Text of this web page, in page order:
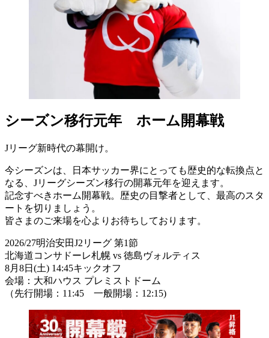
シーズン移行元年 ホーム開幕戦
Jリーグ新時代の幕開け。
今シーズンは、日本サッカー界にとっても歴史的な転換点と
なる、Jリーグシーズン移行の開幕元年を迎えます。
記念すべきホーム開幕戦。歴史の目撃者として、最高のスタ
ートを切りましょう。
皆さまのご来場を心よりお待ちしております。
2026/27明治安田J2リーグ 第1節
北海道コンサドーレ札幌 vs 徳島ヴォルティス
8月8日(土) 14:45キックオフ
会場：大和ハウス プレミストドーム
（先行開場：11:45 一般開場：12:15)